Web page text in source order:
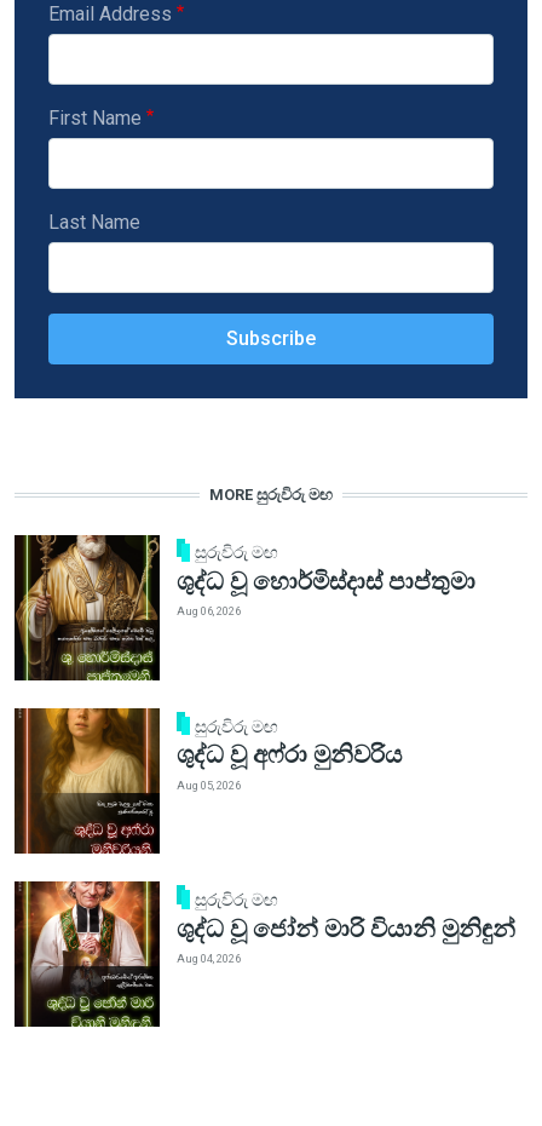
Email Address
First Name
Last Name
MORE සුරුවිරු මඟ
සුරුවිරු මඟ
ශුද්ධ වූ හොර්මිස්දාස් පාප්තුමා
Aug 06, 2026
සුරුවිරු මඟ
ශුද්ධ වූ අෆ්රා මුනිවරිය
Aug 05, 2026
සුරුවිරු මඟ
ශුද්ධ වූ ජෝන් මාරි වියානි මුනිඳුන්
Aug 04, 2026